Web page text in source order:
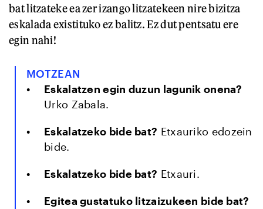
bat litzateke ea zer izango litzatekeen nire bizitza
eskalada existituko ez balitz. Ez dut pentsatu ere
egin nahi!
MOTZEAN
Eskalatzen egin duzun lagunik onena?
Urko Zabala.
Eskalatzeko bide bat? Etxauriko edozein
bide.
Eskalatzeko bide bat? Etxauri.
Egitea gustatuko litzaizukeen bide bat?